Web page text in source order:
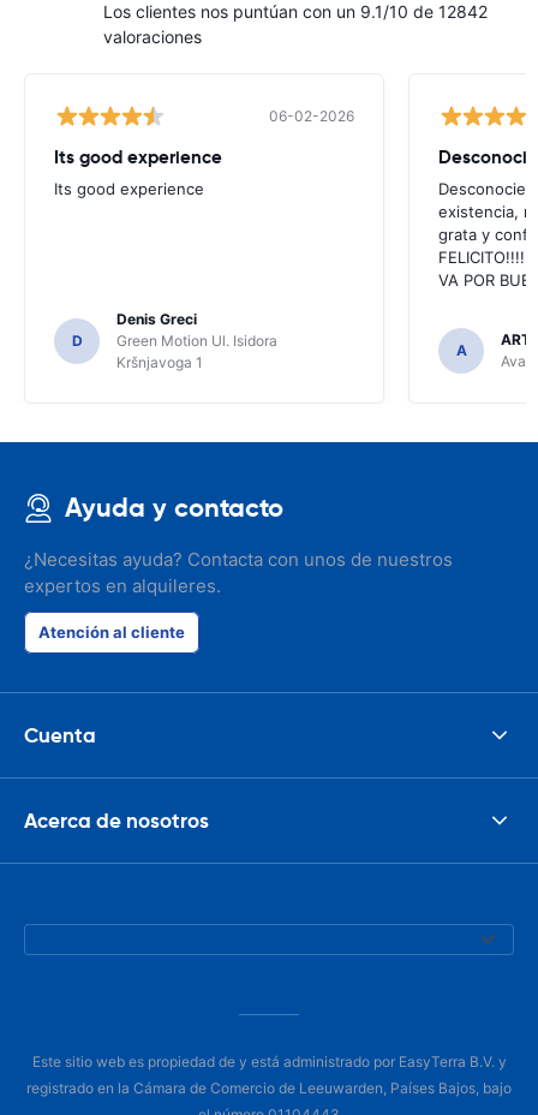
Los clientes nos puntúan con un 9.1/10 de 12842
valoraciones
06-02-2026
Its good experience
Its good experience
D
Denis Greci
Green Motion Ul. Isidora
Kršnjavoga 1
existencia,
grata y
FELICITO!!!!,
VA POR
A
Ayuda y contacto
¿Necesitas ayuda? Contacta con unos de nuestros
expertos en alquileres.
Atención al cliente
Cuenta
Acerca de nosotros
Este sitio web es propiedad de y está administrado por EasyTerra B.V. y
registrado en la Cámara de Comercio de Leeuwarden, Países Bajos, bajo